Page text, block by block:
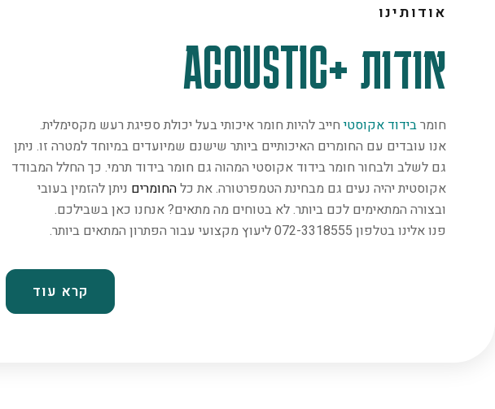
אודותינו
אודות +ACOUSTIC
חומרבידוד אקוסטי חייב להיות חומר איכותי בעל יכולת ספיגת רעש מקסימלית.
אנו עובדים עם החומרים האיכותיים ביותר שישנם שמיועדים במיוחד למטרה זו. ניתן
גם לשלב ולבחור חומר בידוד אקוסטי המהוה גם חומר בידוד תרמי. כך החלל המבודד
אקוסטית יהיה נעים גם מבחינת הטמפרטורה. את כלהחומרים ניתן להזמין בעובי
ובצורה המתאימים לכם ביותר. לא בטוחים מה מתאים? אנחנו כאן בשבילכם.
פנו אלינו בטלפון 072-3318555 ליעוץ מקצועי עבור הפתרון המתאים ביותר.
קרא עוד